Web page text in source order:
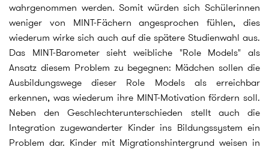
wahrgenommen werden. Somit würden sich Schülerinnen
weniger von MINT-Fächern angesprochen fühlen, dies
wiederum wirke sich auch auf die spätere Studienwahl aus.
Das MINT-Barometer sieht weibliche "Role Models" als
Ansatz diesem Problem zu begegnen: Mädchen sollen die
Ausbildungswege dieser Role Models als erreichbar
erkennen, was wiederum ihre MINT-Motivation fördern soll.
Neben den Geschlechterunterschieden stellt auch die
Integration zugewanderter Kinder ins Bildungssystem ein
Problem dar. Kinder mit Migrationshintergrund weisen in